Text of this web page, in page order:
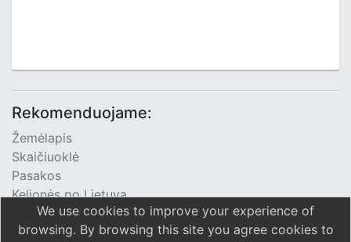
Rekomenduojame:
Žemėlapis
Skaičiuoklė
Pasakos
Kelionės po Lietuvą
TV Programa
We use cookies to improve your experience of
browsing. By browsing this site you agree cookies to